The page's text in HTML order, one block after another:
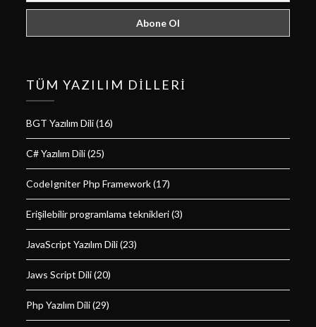
TÜM YAZILIM DILLERI
BGT Yazılım Dili(16)
C# Yazılım Dili(25)
CodeIgniter Php Framework(17)
Erişilebilir programlama teknikleri(3)
JavaScript Yazılım Dili(23)
Jaws Script Dili(20)
Php Yazılım Dili(29)